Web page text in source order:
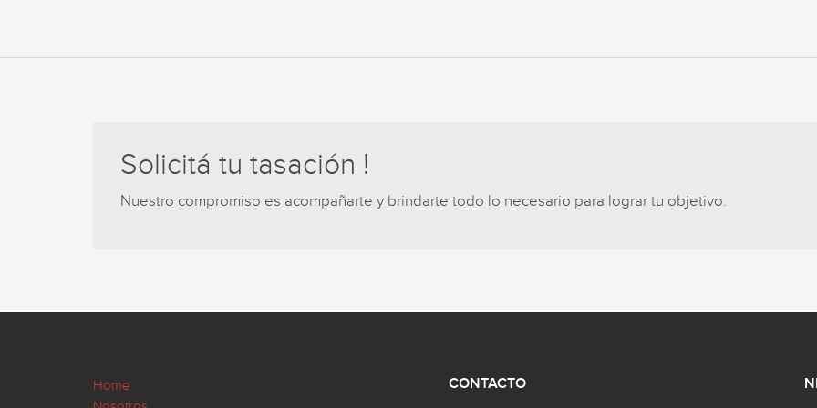
Solicitá tu tasación !
Nuestro compromiso es acompañarte y brindarte todo lo necesario para lograr tu objetivo.
Home
CONTACTO